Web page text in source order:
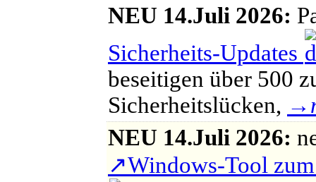
NEU 14.Juli 2026:
Sicherheits-Updates
beseitigen über 500
Sicherheitslücken, →
NEU 14.Juli 2026:
↗Windows-Tool